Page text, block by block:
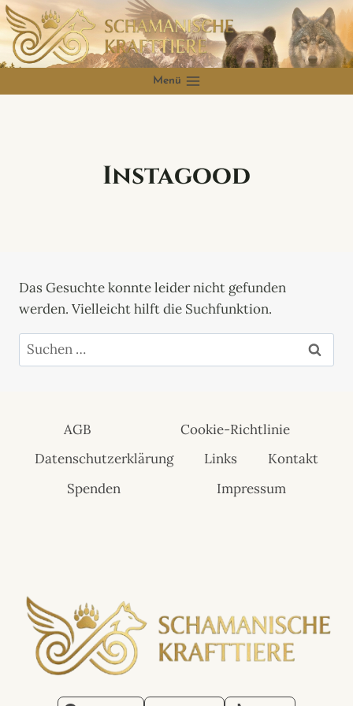
Zum
Inhalt
springen
Menü
Instagood
Das Gesuchte konnte leider nicht gefunden
werden. Vielleicht hilft die Suchfunktion.
Suchen
nach:
AGB
Cookie-Richtlinie
Datenschutzerklärung
Links
Kontakt
Spenden
Impressum